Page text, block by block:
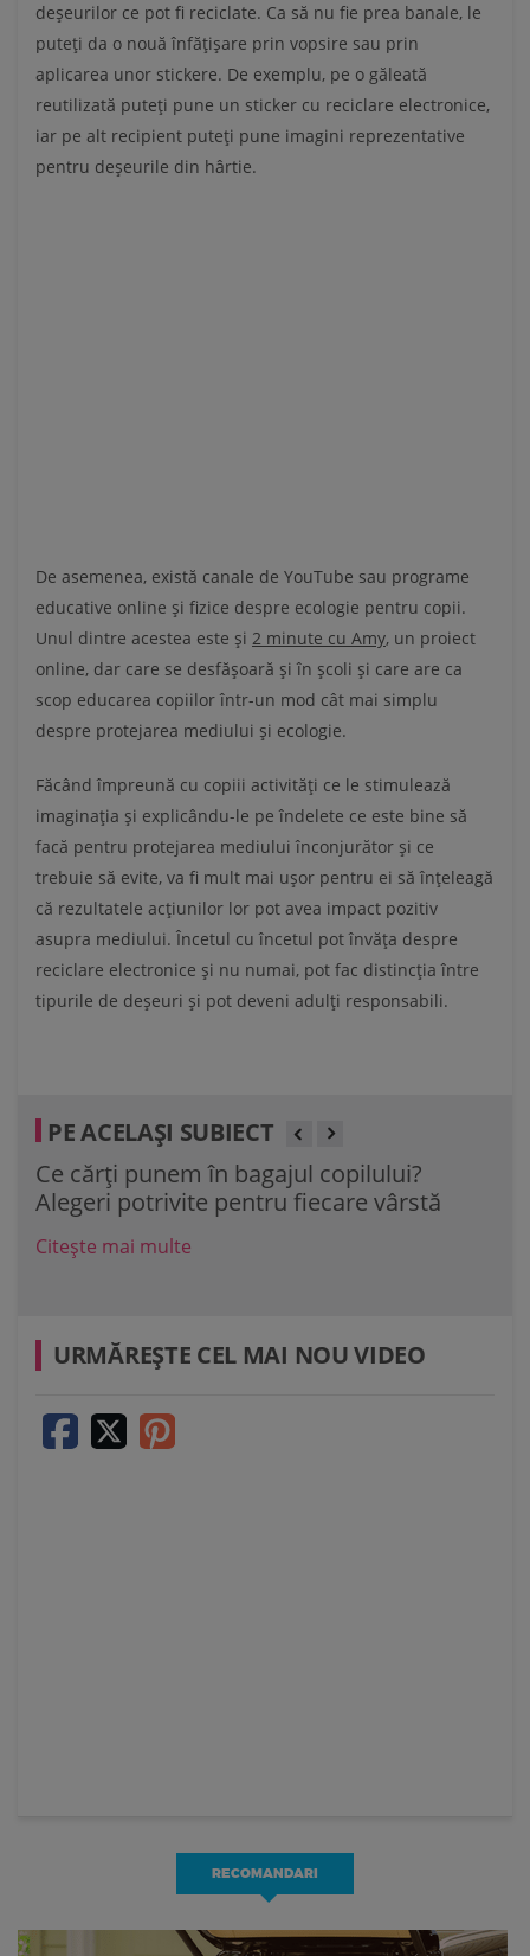
deșeurilor ce pot fi reciclate. Ca să nu fie prea banale, le
puteți da o nouă înfățișare prin vopsire sau prin
aplicarea unor stickere. De exemplu, pe o găleată
reutilizată puteți pune un sticker cu reciclare electronice,
iar pe alt recipient puteți pune imagini reprezentative
pentru deșeurile din hârtie.
De asemenea, există canale de YouTube sau programe
educative online și fizice despre ecologie pentru copii.
Unul dintre acestea este și 2 minute cu Amy, un proiect
online, dar care se desfășoară și în școli și care are ca
scop educarea copiilor într-un mod cât mai simplu
despre protejarea mediului și ecologie.
Făcând împreună cu copiii activități ce le stimulează
imaginația și explicându-le pe îndelete ce este bine să
facă pentru protejarea mediului înconjurător și ce
trebuie să evite, va fi mult mai ușor pentru ei să înțeleagă
că rezultatele acțiunilor lor pot avea impact pozitiv
asupra mediului. Încetul cu încetul pot învăța despre
reciclare electronice și nu numai, pot fac distincția între
tipurile de deșeuri și pot deveni adulți responsabili.
PE ACELAȘI SUBIECT
Ce cărți punem în bagajul copilului?
Alegeri potrivite pentru fiecare vârstă
Citește mai multe
URMĂREŞTE CEL MAI NOU VIDEO
RECOMANDARI